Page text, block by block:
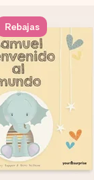
Rebajas